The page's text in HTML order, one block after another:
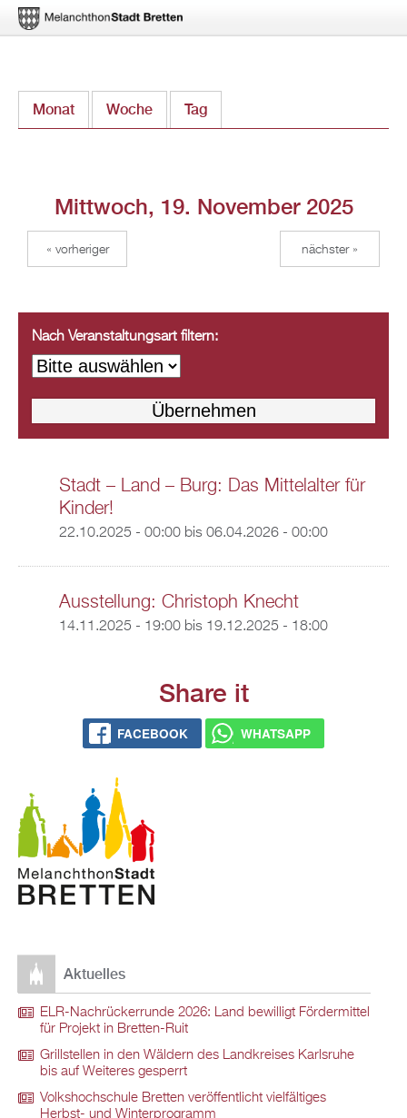
zum
Monat Woche Tag
Mittwoch, 19. November 2025
« vorheriger nächster »
Nach Veranstaltungsart filtern:
Stadt – Land – Burg: Das Mittelalter für
Kinder!
22.10.2025 - 00:00bis 06.04.2026 - 00:00
Ausstellung: Christoph Knecht
14.11.2025 - 19:00bis 19.12.2025 - 18:00
Share it
FACEBOOK WHATSAPP
Aktuelles
ELR-Nachrückerrunde 2026: Land bewilligt Fördermittel
für Projekt in Bretten-Ruit
Grillstellen in den Wäldern des Landkreises Karlsruhe
bis auf Weiteres gesperrt
Volkshochschule Bretten veröffentlicht vielfältiges
Herbst- und Winterprogramm